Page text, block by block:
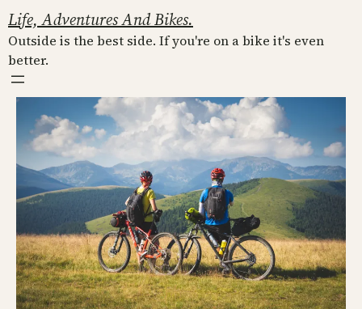
Skip
to
content
Life, Adventures And Bikes.
Outside is the best side. If you're on a bike it's even
better.